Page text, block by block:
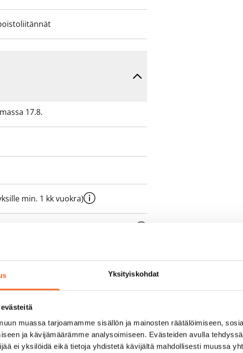
Yksityiskohdat
muassa tarjoamamme sisällön ja mainosten räätälöimiseen,
ja kävijämäärämme analysoimiseen. Evästeiden avulla
ei yksilöidä eikä tietoja yhdistetä kävijältä mahdollisesti muussa
17.8.
min. 1 kk vuokra)
tai
ei sisälly vuokraan